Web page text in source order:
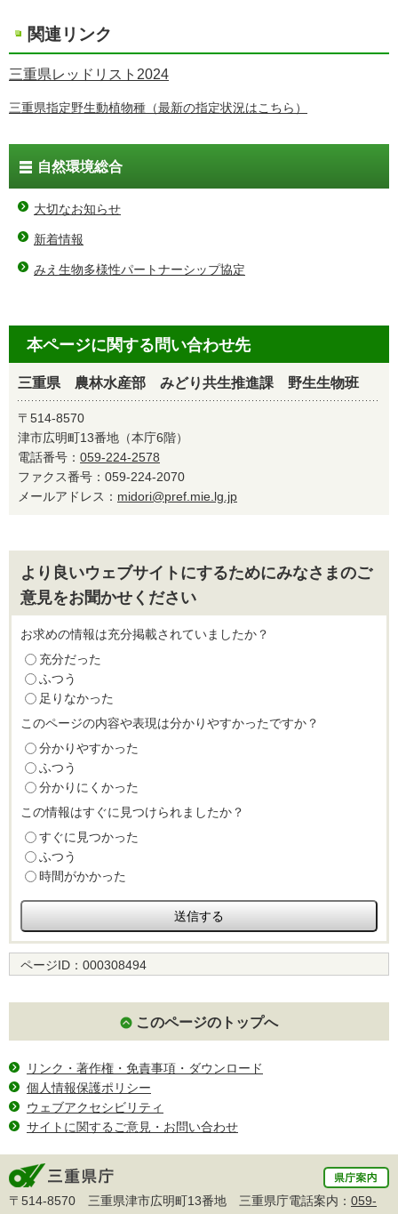
関連リンク
三重県レッドリスト2024
三重県指定野生動植物種（最新の指定状況はこちら）
自然環境総合
大切なお知らせ
新着情報
みえ生物多様性パートナーシップ協定
本ページに関する問い合わせ先
三重県 農林水産部 みどり共生推進課 野生生物班
〒514-8570
津市広明町13番地（本庁6階）
電話番号： 059-224-2578
ファクス番号：059-224-2070
メールアドレス： midori@pref.mie.lg.jp
より良いウェブサイトにするためにみなさまのご
意見をお聞かせください
お求めの情報は充分掲載されていましたか？
充分だった
ふつう
足りなかった
このページの内容や表現は分かりやすかったですか？
分かりやすかった
ふつう
分かりにくかった
この情報はすぐに見つけられましたか？
すぐに見つかった
ふつう
時間がかかった
ページID： 000308494
このページのトップへ
リンク・著作権・免責事項・ダウンロード
個人情報保護ポリシー
ウェブアクセシビリティ
サイトに関するご意見・お問い合わせ
〒514-8570 三重県津市広明町13番地 三重県庁電話案内： 059-